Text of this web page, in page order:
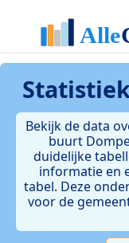
Bekijk de data
buurt
duidelijke
informatie en
tabel. Deze
voor de